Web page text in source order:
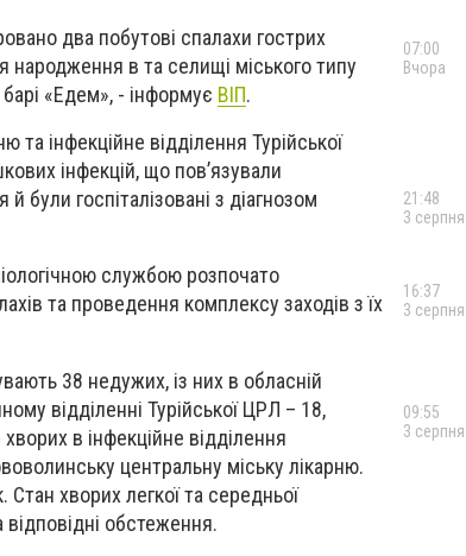
два побутові спалахи гострих
народження в та селищі міського типу
«Едем», - інформує ВІП.
та інфекційне відділення Турійської
інфекцій, що пов’язували
були госпіталізовані з діагнозом
службою розпочато
та проведення комплексу заходів з їх
38 недужих, із них в обласній
відділенні Турійської ЦРЛ – 18,
в інфекційне відділення
центральну міську лікарню.
Стан хворих легкої та середньої
обстеження.
07:00
Вчора
21:48
3 серпня
16:37
3 серпня
09:55
3 серпня